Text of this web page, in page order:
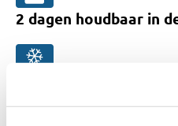
2 dagen houdbaar in
Daarna kan de kwaliteit